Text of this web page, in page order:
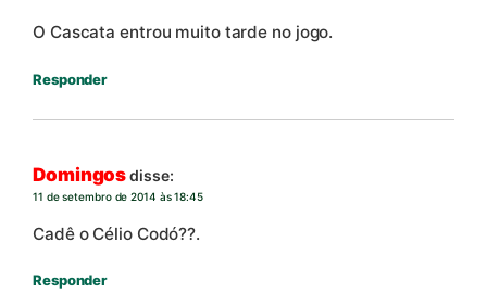
O Cascata entrou muito tarde no jogo.
Responder
Domingosdisse:
11 de setembro de 2014 às 18:45
Cadê o Célio Codó??.
Responder